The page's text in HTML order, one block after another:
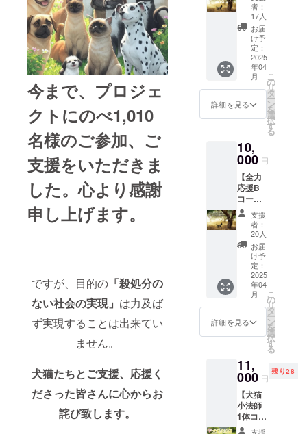
今まで、プロジェ
クトにのべ1,010
名様のご参加、ご
支援をいただきま
した。心より感謝
申し上げます。
ですが、目的の 「殺処分の
ない社会の実現」 は力及ば
ず実現することは出来てい
ません。
犬猫たちとご支援、応援く
ださった皆さんに心からお
詫び致します。
活動報
告の配
信 ☆特
徴 屋外
での使
用に適
した
フィル
ム素材
です。
テッ
カーに
よく用
いられ
ます
が、エ
ンジン
付近な
ど高温
になる
場所へ
の使用
には対
応して
おりま
※白塩ビ
(PVC)
ト(PVC)
強粘着
のり
カット
パス作
成:円形
にゃん
サポー
ターズ
ステッ
カー1枚
+保健所
犬猫応
援団
マーク
ステッ
選択が
可能で
す。
（サイ
ズ：直
径
10cm）
1シー
トに
シール2
枚つづ
りに
なって
いま
す。 ●
御礼
メール
手 君島
が心を
込め
て、御
礼の
メール
を差し
支援金
すべて
を「犬
猫共生
ファシ
ティ」
の運
営、改
修等に
充てさ
せてい
ます。
●お礼の
メッ
セージ
●活動報
告の配
信 ●ご
支援者
名簿を
作成、
お名前
を記載
し犬猫
共生
ファシ
リティ
に大切
きま
す。 ※
このリ
ターン
は下記
10,000
円、
者：
17人
お届
け予
定：
2025
年04
月
詳細を見る
こ
の
リ
タ
ー
ン
を
選
択
す
る
10,
000 円
【全力
応援B
コー
ス】 ご
支援金
すべて
を「犬
猫共生
ファシ
ティ」
の運
営、改
修等に
充てさ
せてい
ます。
●お礼の
メッ
セージ
●活動報
告の配
信 ●ご
支援
者：
20人
お届
け予
定：
2025
年04
月
詳細を見る
こ
の
リ
タ
ー
ン
を
選
択
す
る
11,
000 円
残り28
【犬猫
小法師
1体コー
ス】 世